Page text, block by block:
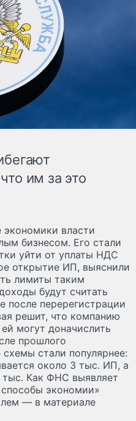
им за это
экономики власти
бизнесом. Его стали
уйти от уплаты НДС
открытие ИП, выяснили
лимиты таким
будут считать
после перерегистрации
решит, что компанию
могут доначислить
прошлого
стали популярнее:
около 3 тыс. ИП, а
Как ФНС выявляет
экономии»
— в материале